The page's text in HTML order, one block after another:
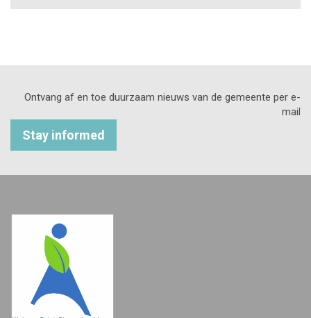
Ontvang af en toe duurzaam nieuws van de gemeente per e-
mail
Stay informed